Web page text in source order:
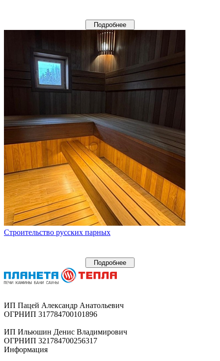
Подробнее
Строительство русских парных
Подробнее
ИП Пацей Александр Анатольевич
ОГРНИП 317784700101896
ИП Ильюшин Денис Владимирович
ОГРНИП 321784700256317
Информация